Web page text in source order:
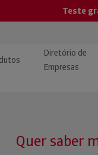
Teste
Diretório de
Empresas
Quer saber